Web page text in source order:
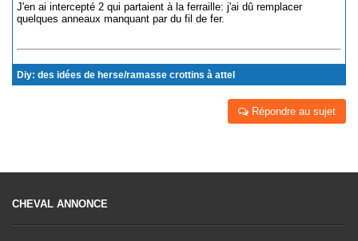
J'en ai intercepté 2 qui partaient à la ferraille: j'ai dû remplacer
quelques anneaux manquant par du fil de fer.
Diy: des idées de herse/ramasse crottins à attel
Répondre au sujet
CHEVAL ANNONCE